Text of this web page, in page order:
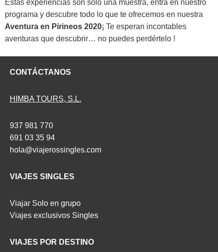
Estas experiencias son sólo una muestra, entra en nuestro
programa y descubre todo lo que te ofrecemos en nuestra
Aventura en Pirineos 2020¡ Te esperan incontables
aventuras que descubrir… no puedes perdértelo !
CONTÁCTANOS
HIMBA TOURS, S.L.
937 981 770
691 03 35 94
hola@viajerossingles.com
VIAJES SINGLES
Viajar Solo en grupo
Viajes exclusivos Singles
VIAJES POR DESTINO